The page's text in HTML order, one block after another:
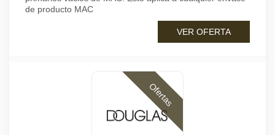
de producto MAC
VER OFERTA
Ofertas